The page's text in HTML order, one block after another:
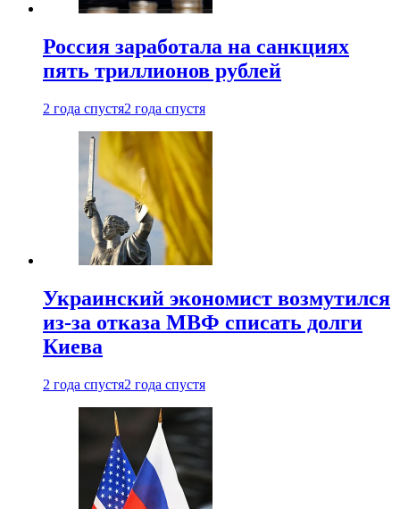
Россия заработала на санкциях
пять триллионов рублей
2 года спустя2 года спустя
Украинский экономист возмутился
из-за отказа МВФ списать долги
Киева
2 года спустя2 года спустя